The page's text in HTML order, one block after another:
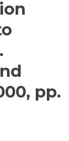
pp.